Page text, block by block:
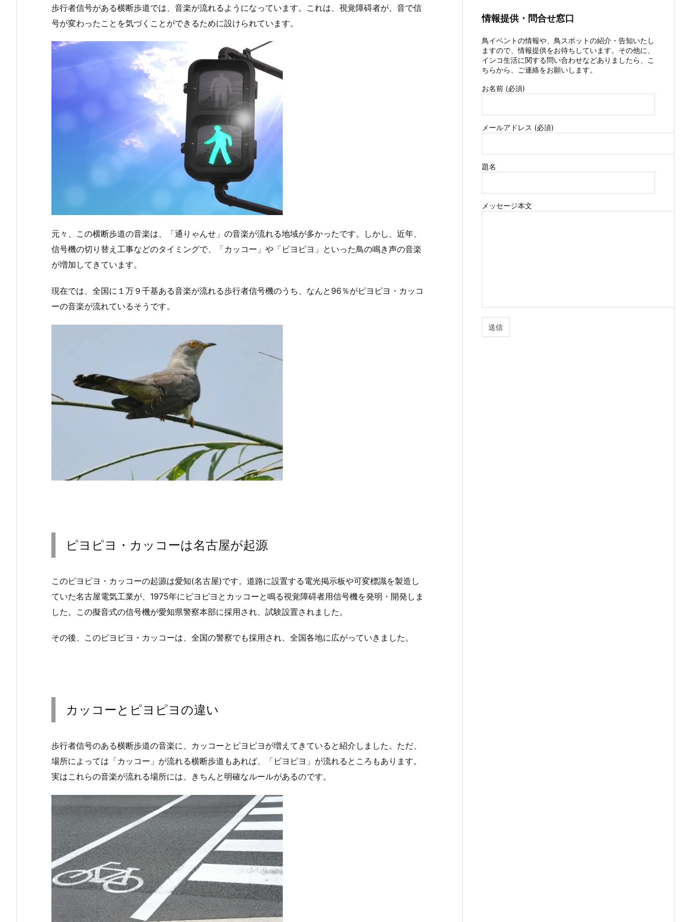
歩行者信号がある横断歩道では、音楽が流れるようになっています。これは、視覚障碍者が、音で信
号が変わったことを気づくことができるために設けられています。
元々、この横断歩道の音楽は、「通りゃんせ」の音楽が流れる地域が多かったです。しかし、近年、
信号機の切り替え工事などのタイミングで、「カッコー」や「ピヨピヨ」といった鳥の鳴き声の音楽
が増加してきています。
現在では、全国に１万９千基ある音楽が流れる歩行者信号機のうち、なんと96％がピヨピヨ・カッコ
ーの音楽が流れているそうです。
ピヨピヨ・カッコーは名古屋が起源
このピヨピヨ・カッコーの起源は愛知(名古屋)です。道路に設置する電光掲示板や可変標識を製造し
ていた名古屋電気工業が、1975年にピヨピヨとカッコーと鳴る視覚障碍者用信号機を発明・開発しま
した。この擬音式の信号機が愛知県警察本部に採用され、試験設置されました。
その後、このピヨピヨ・カッコーは、全国の警察でも採用され、全国各地に広がっていきました。
カッコーとピヨピヨの違い
歩行者信号のある横断歩道の音楽に、カッコーとピヨピヨが増えてきていると紹介しました。ただ、
場所によっては「カッコー」が流れる横断歩道もあれば、「ピヨピヨ」が流れるところもあります。
実はこれらの音楽が流れる場所には、きちんと明確なルールがあるのです。
情報提供・問合せ窓口
鳥イベントの情報や、鳥スポットの紹介・告知いたし
ますので、情報提供をお待ちしています。その他に、
インコ生活に関する問い合わせなどありましたら、こ
ちらから、ご連絡をお願いします。
お名前 (必須)
メールアドレス (必須)
題名
メッセージ本文